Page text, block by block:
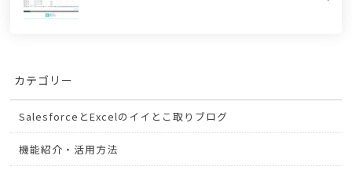
カテゴリー
SalesforceとExcelのイイとこ取りブログ
機能紹介・活用方法